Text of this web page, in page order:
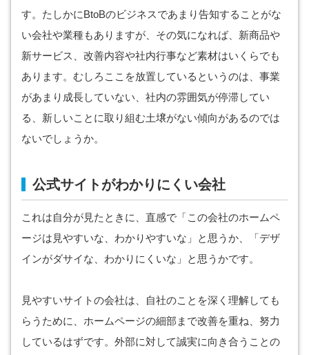
す。たしかにBtoBのビジネスであまり告知することがな
い会社や業種もありますが、その気になれば、新商品や
新サービス、改善内容や社内行事など素材はいくらでも
あります。むしろここを放置しているというのは、事業
があまり成長していない、社内の雰囲気が停滞してい
る、新しいことに取り組む土壌がない傾向があるのでは
ないでしょうか。
公式サイトがわかりにくい会社
これは自分が見たときに、直感で「この会社のホームペ
ージは見やすいな、わかりやすいな」と思うか、「デザ
インがダサイな、わかりにくいな」と思うかです。
見やすいサイトの会社は、自社のことを深く理解しても
らうために、ホームページの細部まで改善を重ね、努力
しているはずです。外部に対して誠実に向き合うことの